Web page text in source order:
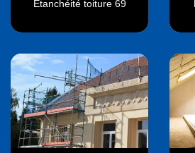
Etanchéité toiture 69